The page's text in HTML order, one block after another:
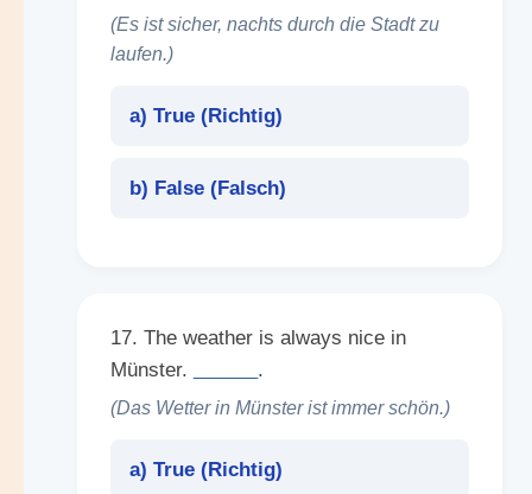
(Es ist sicher, nachts durch die Stadt zu
laufen.)
a) True (Richtig)
b) False (Falsch)
17. The weather is always nice in
Münster.
.
(Das Wetter in Münster ist immer schön.)
a) True (Richtig)